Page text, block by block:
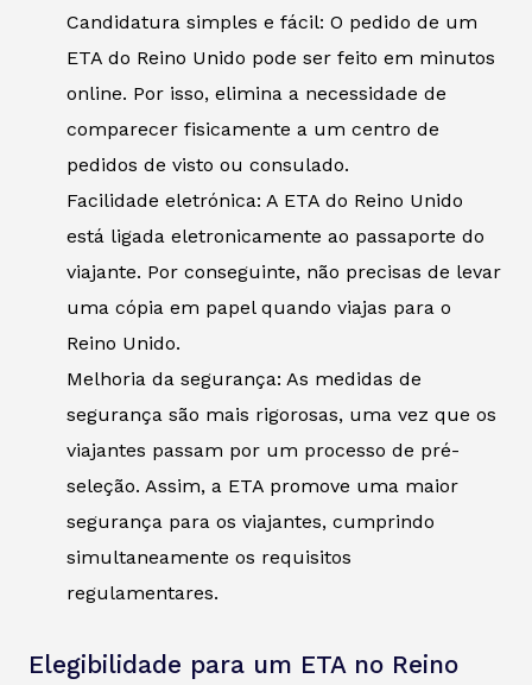
Candidatura simples e fácil: O pedido de um
ETA do Reino Unido pode ser feito em minutos
online. Por isso, elimina a necessidade de
comparecer fisicamente a um centro de
pedidos de visto ou consulado.
Facilidade eletrónica: A ETA do Reino Unido
está ligada eletronicamente ao passaporte do
viajante. Por conseguinte, não precisas de levar
uma cópia em papel quando viajas para o
Reino Unido.
Melhoria da segurança: As medidas de
segurança são mais rigorosas, uma vez que os
viajantes passam por um processo de pré-
seleção. Assim, a ETA promove uma maior
segurança para os viajantes, cumprindo
simultaneamente os requisitos
regulamentares.
Elegibilidade para um ETA no Reino